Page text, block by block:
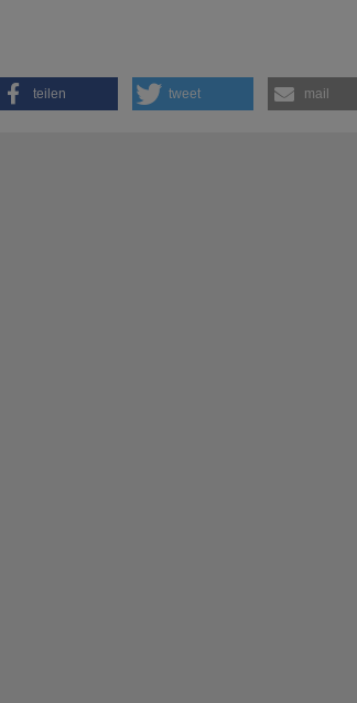
teilen tweet mail